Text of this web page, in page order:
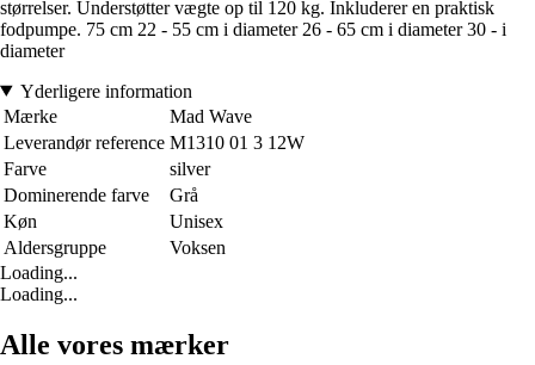
størrelser. Understøtter vægte op til 120 kg. Inkluderer en praktisk
fodpumpe. 75 cm 22 - 55 cm i diameter 26 - 65 cm i diameter 30 - i
diameter
Yderligere information
Mærke
Mad Wave
Leverandør reference M1310 01 3 12W
Farve
silver
Dominerende farve
Grå
Køn
Unisex
Aldersgruppe
Voksen
Loading...
Loading...
Alle vores mærker